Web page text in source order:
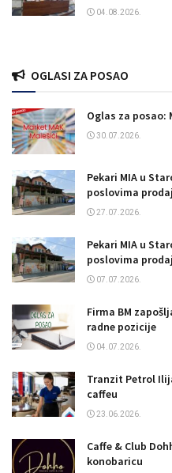
04.08.2026.
OGLASI ZA POSAO
Oglas za posao:
30.07.2026.
Pekari MIA u
poslovima
27.07.2026.
Pekari MIA u
poslovima
07.07.2026.
Firma BM
radne pozicije
04.07.2026.
Tranzit Petrol
caffeu
23.06.2026.
Caffe & Club
konobaricu